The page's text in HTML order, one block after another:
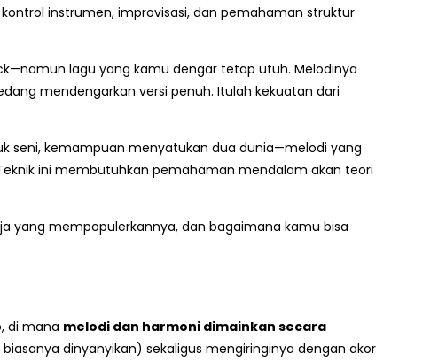
instrumen, improvisasi, dan pemahaman struktur
lagu yang kamu dengar tetap utuh. Melodinya
mendengarkan versi penuh. Itulah kekuatan dari
seni, kemampuan menyatukan dua dunia—melodi yang
ini membutuhkan pemahaman mendalam akan teori
yang mempopulerkannya, dan bagaimana kamu bisa
di mana melodi dan harmoni dimainkan secara
dinyanyikan) sekaligus mengiringinya dengan akor